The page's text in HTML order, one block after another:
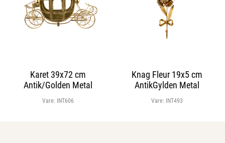
Karet 39x72 cm
Antik/Golden Metal
Vare: INT606
Knag Fleur 19x5 cm
AntikGylden Metal
Vare: INT493